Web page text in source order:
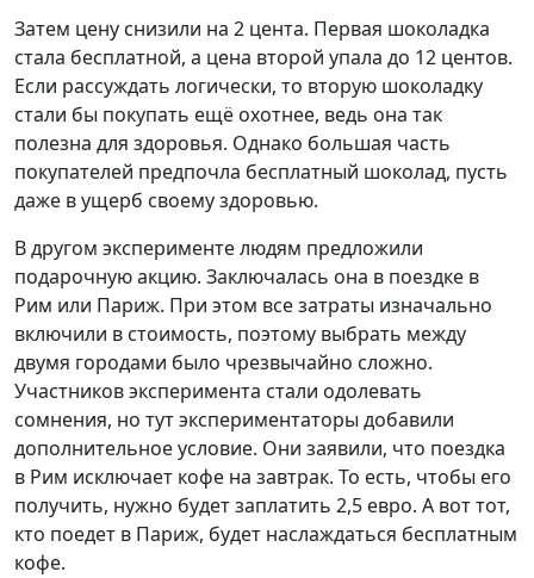
Затем цену снизили на 2 цента. Первая шоколадка
стала бесплатной, а цена второй упала до 12 центов.
Если рассуждать логически, то вторую шоколадку
стали бы покупать ещё охотнее, ведь она так
полезна для здоровья. Однако большая часть
покупателей предпочла бесплатный шоколад, пусть
даже в ущерб своему здоровью.
В другом эксперименте людям предложили
подарочную акцию. Заключалась она в поездке в
Рим или Париж. При этом все затраты изначально
включили в стоимость, поэтому выбрать между
двумя городами было чрезвычайно сложно.
Участников эксперимента стали одолевать
сомнения, но тут экспериментаторы добавили
дополнительное условие. Они заявили, что поездка
в Рим исключает кофе на завтрак. То есть, чтобы его
получить, нужно будет заплатить 2,5 евро. А вот тот,
кто поедет в Париж, будет наслаждаться бесплатным
кофе.